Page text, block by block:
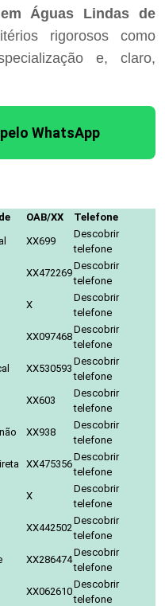
Águas Lindas de
rigorosos como
e, claro,
WhatsApp
OAB/XX
Telefone
XX699
Descobrir
telefone
XX472269
Descobrir
telefone
X
Descobrir
telefone
XX097468
Descobrir
telefone
XX530593
Descobrir
telefone
XX603
Descobrir
telefone
XX938
Descobrir
telefone
XX475356
Descobrir
telefone
X
Descobrir
telefone
XX442502
Descobrir
telefone
XX286474
Descobrir
telefone
XX062610
Descobrir
telefone